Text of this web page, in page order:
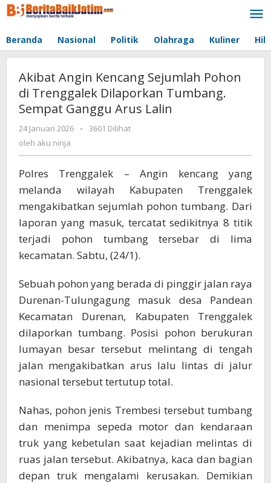
Lewati
ke
Beranda Nasional Politik Olahraga Kuliner
Akibat Angin Kencang Sejumlah Pohon
di Trenggalek Dilaporkan Tumbang.
Sempat Ganggu Arus Lalin
24 Januari 2026
oleh
-
3601 Dilihat
oleh aku ninja
Polres Trenggalek – Angin kencang yang
melanda wilayah Kabupaten Trenggalek
mengakibatkan sejumlah pohon tumbang. Dari
laporan yang masuk, tercatat sedikitnya 8 titik
terjadi pohon tumbang tersebar di lima
kecamatan. Sabtu, (24/1).
Sebuah pohon yang berada di pinggir jalan raya
Durenan-Tulungagung masuk desa Pandean
Kecamatan Durenan, Kabupaten Trenggalek
dilaporkan tumbang. Posisi pohon berukuran
lumayan besar tersebut melintang di tengah
jalan mengakibatkan arus lalu lintas di jalur
nasional tersebut tertutup total.
Nahas, pohon jenis Trembesi tersebut tumbang
dan menimpa sepeda motor dan kendaraan
truk yang kebetulan saat kejadian melintas di
ruas jalan tersebut. Akibatnya, kaca dan bagian
depan truk mengalami kerusakan. Demikian